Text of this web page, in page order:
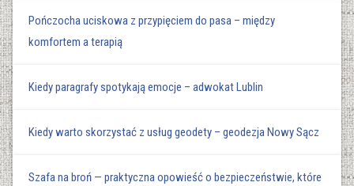
Pończocha uciskowa z przypięciem do pasa – między
komfortem a terapią
Kiedy paragrafy spotykają emocje – adwokat Lublin
Kiedy warto skorzystać z usług geodety – geodezja Nowy Sącz
Szafa na broń — praktyczna opowieść o bezpieczeństwie, które